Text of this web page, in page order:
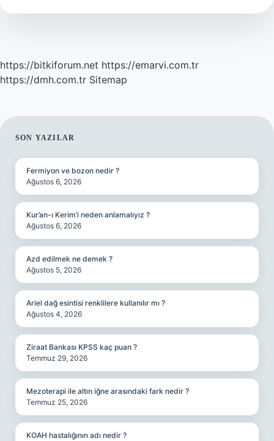
Özellikleri
https://bitkiforum.net https://emarvi.com.tr
https://dmh.com.tr Sitemap
SIDEBAR
SON YAZILAR
Fermiyon ve bozon nedir ?
Ağustos 6, 2026
Kur’an-ı Kerim’i neden anlamalıyız ?
Ağustos 6, 2026
Azd edilmek ne demek ?
Ağustos 5, 2026
Ariel dağ esintisi renklilere kullanılır mı ?
Ağustos 4, 2026
Ziraat Bankası KPSS kaç puan ?
Temmuz 29, 2026
Mezoterapi ile altın iğne arasındaki fark nedir ?
Temmuz 25, 2026
KOAH hastalığının adı nedir ?